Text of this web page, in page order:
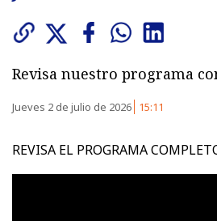
Revisa nuestro programa
Jueves 2 de julio de 2026 15:11
REVISA EL PROGRAMA